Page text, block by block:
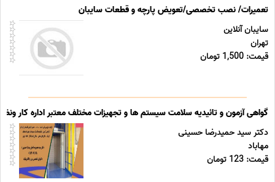
تعمیرات/ نصب تخصصی/تعویض پارچه و قطعات سایبان
سایبان آنلاین
تهران
قیمت: 1,500 تومان
گواهی آزمون و تائیدیه سلامت سیستم ها و تجهیزات مختلف معتبر اداره کار
دکتر سید حمیدرضا حسینی
مهاباد
قیمت: 123 تومان